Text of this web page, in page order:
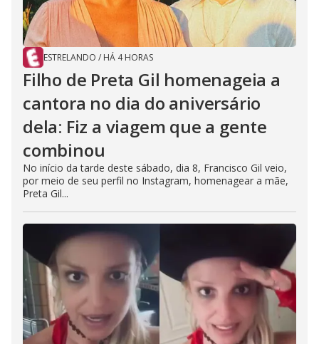
ESTRELANDO / HÁ 4 HORAS
Filho de Preta Gil homenageia a
cantora no dia do aniversário
dela: Fiz a viagem que a gente
combinou
No início da tarde deste sábado, dia 8, Francisco Gil veio,
por meio de seu perfil no Instagram, homenagear a mãe,
Preta Gil...